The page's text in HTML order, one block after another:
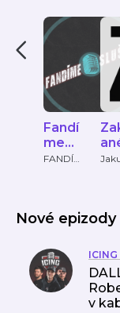
Fandí
me
slušně
podc
FANDÍM
Nové epizody
ICING
v